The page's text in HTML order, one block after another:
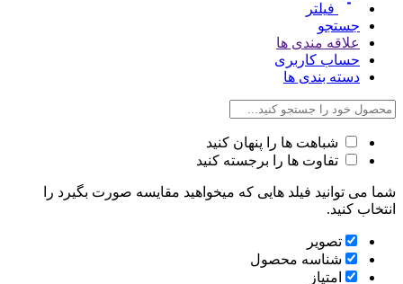
فیلتر
جستجو
علاقه مندی ها
حساب کاربری
دسته بندی ها
شباهت ها را پنهان کنید
تفاوت ها را برجسته کنید
شما می توانید فیلد هایی که میخواهید مقایسه صورت بگیرد را
انتخاب کنید.
تصویر
شناسه محصول
امتیاز